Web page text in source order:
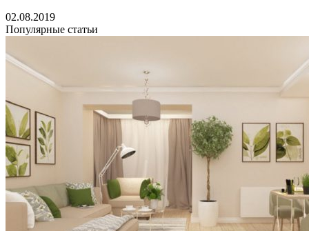
02.08.2019
Популярные статьи